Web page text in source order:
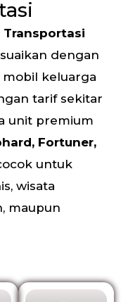
Transportasi
dengan
mobil keluarga
tarif sekitar
unit premium
Fortuner,
untuk
wisata
maupun